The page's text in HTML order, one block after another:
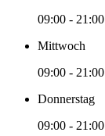
09:00 - 21:00
Mittwoch
09:00 - 21:00
Donnerstag
09:00 - 21:00